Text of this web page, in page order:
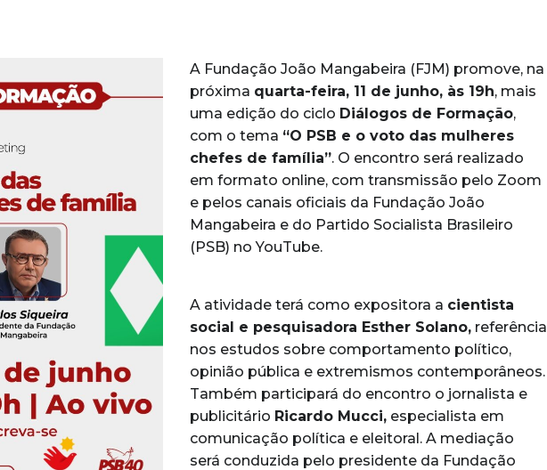
A Fundação João Mangabeira (FJM) promove, na
próxima quarta-feira, 11 de junho, às 19h, mais
uma edição do ciclo Diálogos de Formação,
com o tema “O PSB e o voto das mulheres
chefes de família”. O encontro será realizado
em formato online, com transmissão pelo Zoom
e pelos canais oficiais da Fundação João
Mangabeira e do Partido Socialista Brasileiro
(PSB) no YouTube.
A atividade terá como expositora a cientista
social e pesquisadora Esther Solano, referência
nos estudos sobre comportamento político,
opinião pública e extremismos contemporâneos.
Também participará do encontro o jornalista e
publicitário Ricardo Mucci, especialista em
comunicação política e eleitoral. A mediação
será conduzida pelo presidente da Fundação